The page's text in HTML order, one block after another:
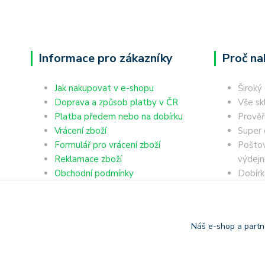
Informace pro zákazníky
Jak nakupovat v e-shopu
Doprava a způsob platby v ČR
Platba předem nebo na dobírku
Vrácení zboží
Formulář pro vrácení zboží
Reklamace zboží
Obchodní podmínky
Proč
Vše
Super
Náš e-shop a